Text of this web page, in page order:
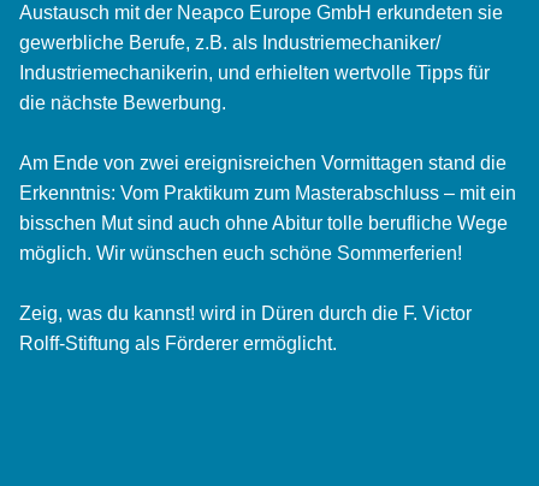
Austausch mit der Neapco Europe GmbH erkundeten sie
gewerbliche Berufe, z.B. als Industriemechaniker/
Industriemechanikerin, und erhielten wertvolle Tipps für
die nächste Bewerbung.
Am Ende von zwei ereignisreichen Vormittagen stand die
Erkenntnis: Vom Praktikum zum Masterabschluss – mit ein
bisschen Mut sind auch ohne Abitur tolle berufliche Wege
möglich. Wir wünschen euch schöne Sommerferien!
Zeig, was du kannst! wird in Düren durch die F. Victor
Rolff-Stiftung als Förderer ermöglicht.